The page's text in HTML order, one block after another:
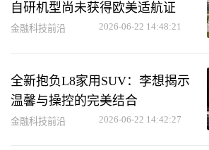
自研机型尚未获得欧美适航证
金融科技前沿 2026-06-22 14:48:21
全新抱负L8家用SUV：李想揭示
温馨与操控的完美结合
金融科技前沿 2026-06-22 14:42:27